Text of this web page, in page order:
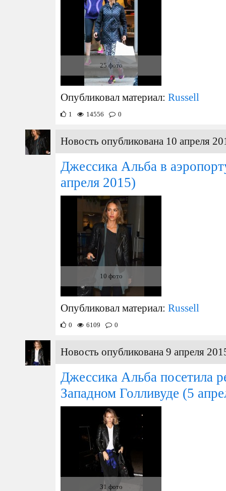
25 фото
Опубликовал материал: Russell
1 14556 0
Новость опубликована 10 апреля
Джессика Альба в
апреля 2015)
10 фото
Опубликовал материал: Russell
0 6109 0
Новость опубликована 9 апреля
Джессика Альба посетила
Западном Голливуде (5
31 фото